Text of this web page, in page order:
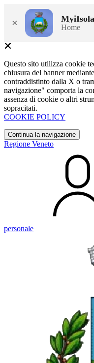
× Home
Questo sito utilizza cookie
chiusura del banner
contraddistinto dalla X o
navigazione" comporta la
assenza di cookie o altri
sopracitati.
COOKIE POLICY
Continua la navigazione
Regione Veneto
personale